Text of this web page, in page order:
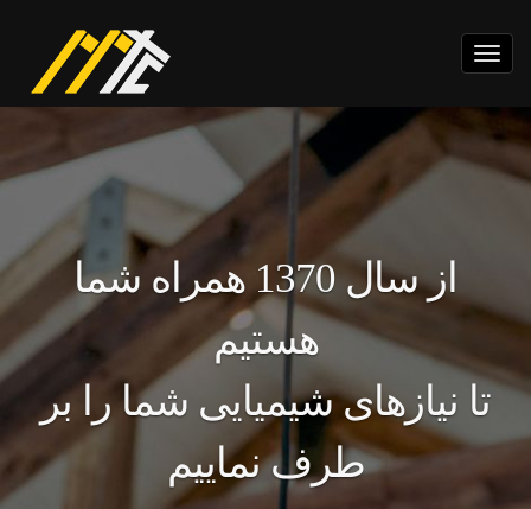
Toggle
navigation
از سال 1370 همراه شما
هستیم
تا نیازهای شیمیایی شما را بر
طرف نماییم